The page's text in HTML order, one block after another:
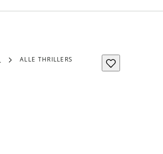
ALLE THRILLERS